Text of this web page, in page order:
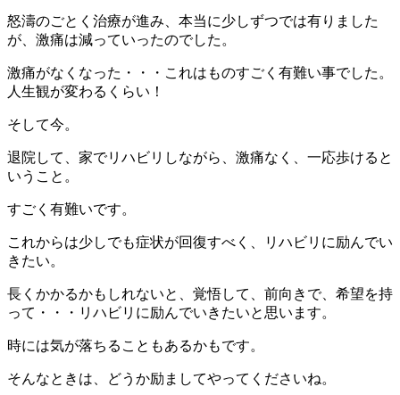
怒濤のごとく治療が進み、本当に少しずつでは有りました
が、激痛は減っていったのでした。
激痛がなくなった・・・これはものすごく有難い事でした。
人生観が変わるくらい！
そして今。
退院して、家でリハビリしながら、激痛なく、一応歩けると
いうこと。
すごく有難いです。
これからは少しでも症状が回復すべく、リハビリに励んでい
きたい。
長くかかるかもしれないと、覚悟して、前向きで、希望を持
って・・・リハビリに励んでいきたいと思います。
時には気が落ちることもあるかもです。
そんなときは、どうか励ましてやってくださいね。